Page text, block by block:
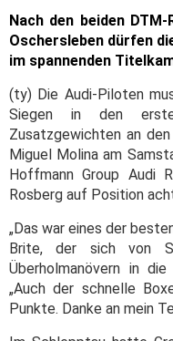
Nach den beiden
Oschersleben dürfen
im spannenden
(ty) Die Audi-Piloten
Siegen in den
Zusatzgewichten an
Miguel Molina am
Hoffmann Group Audi
Rosberg auf Position
„Das war eines der
Brite, der sich von
Überholmanövern in
„Auch der schnelle
Punkte. Danke an mein